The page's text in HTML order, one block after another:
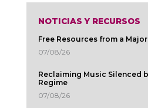
NOTICIAS Y RECURSOS
Free Resources from a
07/08/26
Reclaiming Music Silenced
Regime
07/08/26